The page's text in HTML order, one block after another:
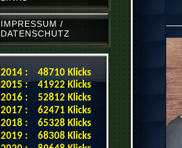
IMPRESSUM /
DATENSCHUTZ
2014 : 48710 Klicks
2015 : 41922 Klicks
2016 : 52812 Klicks
2017 : 62471 Klicks
2018 : 65328 Klicks
2019 : 68308 Klicks